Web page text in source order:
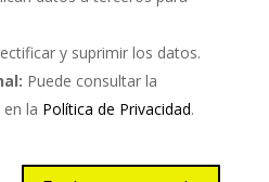
y suprimir los datos.
Puede consultar la
la Política de Privacidad.